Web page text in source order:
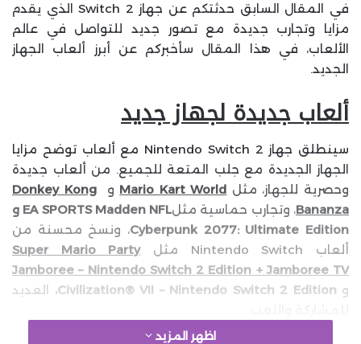
في المقال السابق حدثتكم عن جهاز Switch 2 الذي يقدم
مزايا وتجارب جديدة مع تصور جديد للتواصل في عالم
الألعاب، في هذا المقال سأخبركم عن أبرز ألعاب الجهاز
الجديد.
ألعاب جديدة لجهاز جديد
سينطلق جهاز Nintendo Switch 2 مع ألعاب توضح مزايا
الجهاز الجديدة مع جلب المتعة للجميع. من ألعاب جديدة
وحصرية للجهاز، مثل Mario Kart World وDonkey Kong
Bananza، وتجارب حماسية مثل EA SPORTS Madden NFL و
Cyberpunk 2077: Ultimate Edition، ونسخ محسنة من
ألعاب Nintendo Switch مثل
Super Mario Party
Jamboree – Nintendo Switch 2 Edition + Jamboree TV
و Civilization® VII – Nintendo Switch 2 Edition،
العديد
اظهر المزيد